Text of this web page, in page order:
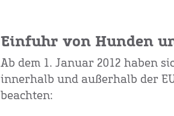
Einfuhr von Hunden
Ab dem 1. Januar 2012 haben
innerhalb und außerhalb der
beachten: